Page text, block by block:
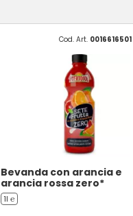
Cod. Art. 0016616501
Bevanda con arancia e
arancia rossa zero*
1l ℮